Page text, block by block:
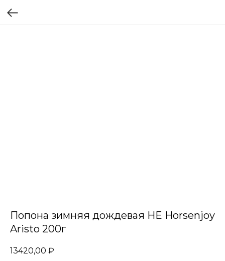
Попона зимняя дождевая HE Horsenjoy
Aristo 200г
13420,00 ₽